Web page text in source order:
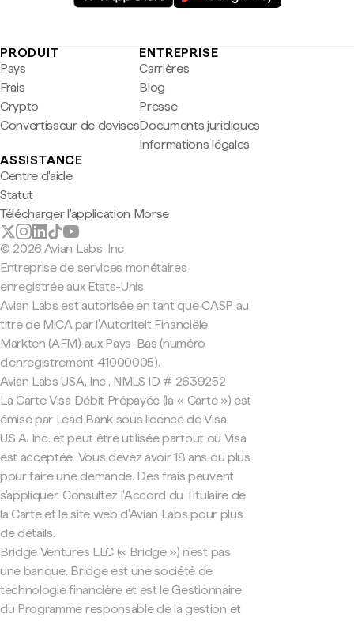
PRODUIT
Pays
Frais
Crypto
Convertisseur de devises
ENTREPRISE
Carrières
Blog
Presse
Documents juridiques
Informations légales
ASSISTANCE
Centre d'aide
Statut
Télécharger l'application Morse
© 2026 Avian Labs, Inc
Entreprise de services monétaires
enregistrée aux États-Unis
Avian Labs est autorisée en tant que CASP au
titre de MiCA par l'Autoriteit Financiële
Markten (AFM) aux Pays-Bas (numéro
d'enregistrement 41000005).
Avian Labs USA, Inc., NMLS ID # 2639252
La Carte Visa Débit Prépayée (la « Carte ») est
émise par Lead Bank sous licence de Visa
U.S.A. Inc. et peut être utilisée partout où Visa
est acceptée. Vous devez avoir 18 ans ou plus
pour faire une demande. Des frais peuvent
s'appliquer. Consultez l'Accord du Titulaire de
la Carte et le site web d'Avian Labs pour plus
de détails.
Bridge Ventures LLC (« Bridge ») n'est pas
une banque. Bridge est une société de
technologie financière et est le Gestionnaire
du Programme responsable de la gestion et